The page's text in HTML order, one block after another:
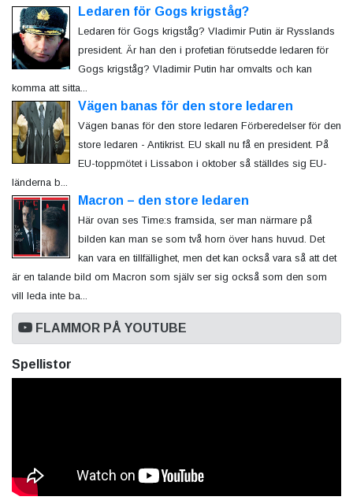
Ledaren för Gogs krigståg?
Ledaren för Gogs krigståg? Vladimir Putin är Rysslands
president. Är han den i profetian förutsedde ledaren för
Gogs krigståg? Vladimir Putin har omvalts och kan
komma att sitta...
Vägen banas för den store ledaren
Vägen banas för den store ledaren Förberedelser för den
store ledaren - Antikrist. EU skall nu få en president. På
EU-toppmötet i Lissabon i oktober så ställdes sig EU-
länderna b...
Macron – den store ledaren
Här ovan ses Time:s framsida, ser man närmare på
bilden kan man se som två horn över hans huvud. Det
kan vara en tillfällighet, men det kan också vara så att det
är en talande bild om Macron som själv ser sig också som den som
vill leda inte ba...
FLAMMOR PÅ YOUTUBE
Spellistor